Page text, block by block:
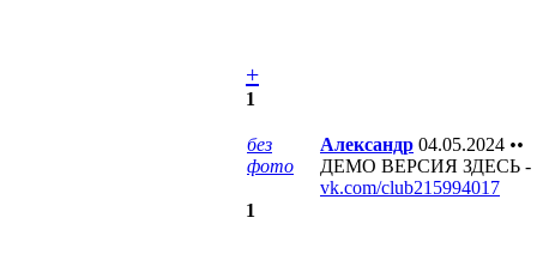
+
1
без
фото
Александр 04.05.2024 ••
ДЕМО ВЕРСИЯ ЗДЕСЬ -
vk.com/club215994017
1